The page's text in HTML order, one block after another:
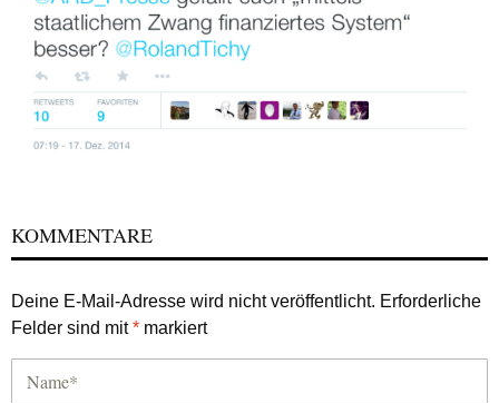
KOMMENTARE
Deine E-Mail-Adresse wird nicht veröffentlicht. Erforderliche
Felder sind mit* markiert